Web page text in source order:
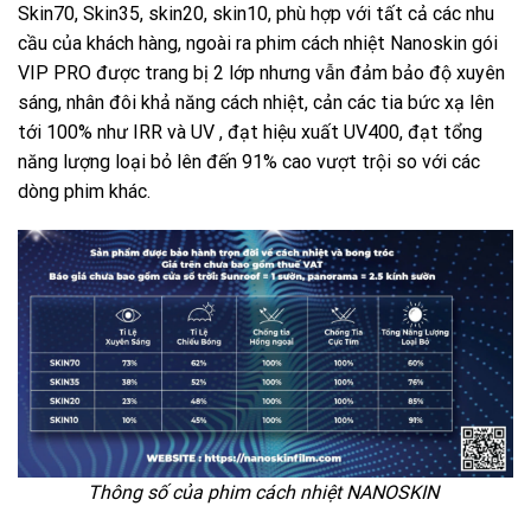
Skin70, Skin35, skin20, skin10, phù hợp với tất cả các nhu
cầu của khách hàng, ngoài ra phim cách nhiệt Nanoskin gói
VIP PRO được trang bị 2 lớp nhưng vẫn đảm bảo độ xuyên
sáng, nhân đôi khả năng cách nhiệt, cản các tia bức xạ lên
tới 100% như IRR và UV , đạt hiệu xuất UV400, đạt tổng
năng lượng loại bỏ lên đến 91% cao vượt trội so với các
dòng phim khác.
Thông số của phim cách nhiệt NANOSKIN